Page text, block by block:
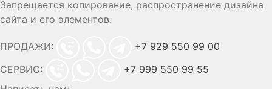
Запрещается копирование, распространение дизайна
сайта и его элементов.
ПРОДАЖИ:
+7 929 550 99 00
СЕРВИС:
+7 999 550 99 55